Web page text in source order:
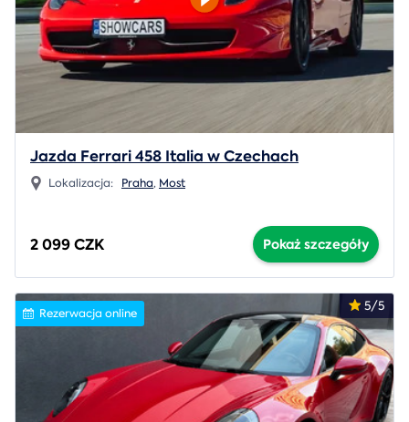
Jazda Ferrari 458 Italia w Czechach
Lokalizacja: Praha, Most
2 099 CZK Pokaż szczegóły
5/5
Rezerwacja online